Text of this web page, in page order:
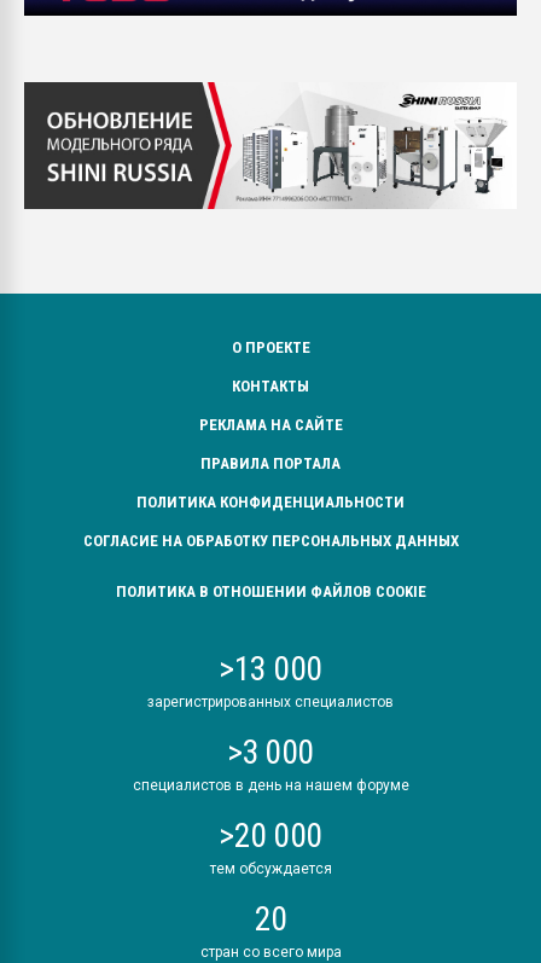
О ПРОЕКТЕ
КОНТАКТЫ
РЕКЛАМА НА САЙТЕ
ПРАВИЛА ПОРТАЛА
ПОЛИТИКА КОНФИДЕНЦИАЛЬНОСТИ
СОГЛАСИЕ НА ОБРАБОТКУ ПЕРСОНАЛЬНЫХ ДАННЫХ
ПОЛИТИКА В ОТНОШЕНИИ ФАЙЛОВ COOKIE
>13 000
зарегистрированных специалистов
>3 000
специалистов в день на нашем форуме
>20 000
тем обсуждается
20
стран со всего мира